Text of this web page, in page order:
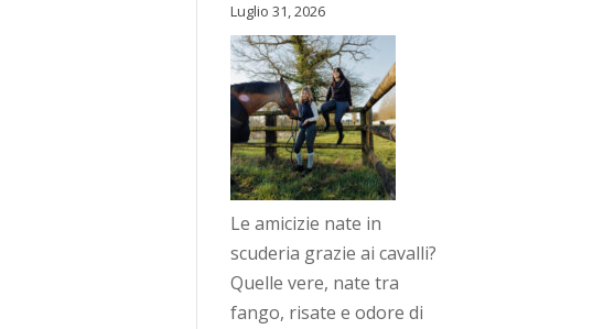
Luglio 31, 2026
Le amicizie nate in
scuderia grazie ai cavalli?
Quelle vere, nate tra
fango, risate e odore di